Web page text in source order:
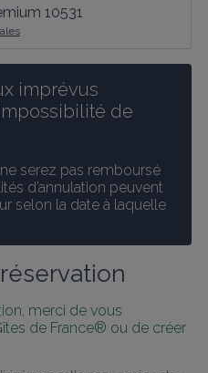
10531
imprévus
de
serez pas remboursé
d’annulation peuvent
selon la date à laquelle
merci de vous
de France® ou de créer